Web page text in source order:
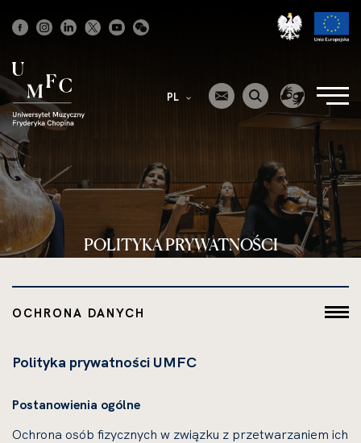
Strona
PL
POLITYKA PRYWATNOŚCI
OCHRONA DANYCH
Polityka prywatności UMFC
Postanowienia ogólne
Ochrona osób fizycznych w związku z przetwarzaniem ich